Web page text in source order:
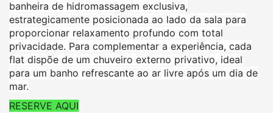
banheira de hidromassagem exclusiva,
estrategicamente posicionada ao lado da sala para
proporcionar relaxamento profundo com total
privacidade. Para complementar a experiência, cada
flat dispõe de um chuveiro externo privativo, ideal
para um banho refrescante ao ar livre após um dia de
mar.
RESERVE AQUI